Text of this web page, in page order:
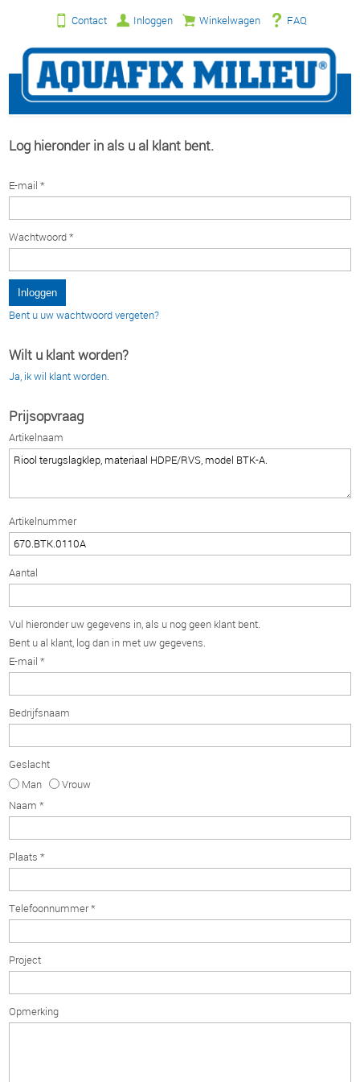
Contact Inloggen Winkelwagen FAQ
Log hieronder in als u al klant bent.
E-mail *
Wachtwoord *
Bent u uw wachtwoord vergeten?
Wilt u klant worden?
Ja, ik wil klant worden.
Prijsopvraag
Artikelnaam
Artikelnummer
Aantal
Vul hieronder uw gegevens in, als u nog geen klant bent.
Bent u al klant, log dan in met uw gegevens.
E-mail *
Bedrijfsnaam
Geslacht
Man
Vrouw
Naam *
Plaats *
Telefoonnummer *
Project
Opmerking